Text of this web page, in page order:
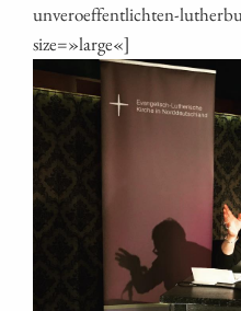
unveroeffentlichten-
size=»large«]